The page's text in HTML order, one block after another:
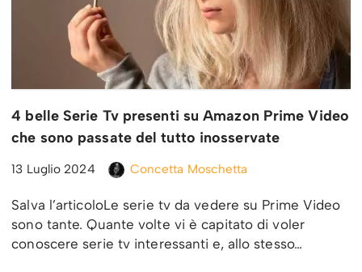
4 belle Serie Tv presenti su Amazon Prime Video
che sono passate del tutto inosservate
13 Luglio 2024 Concetta Moschetta
Salva l’articoloLe serie tv da vedere su Prime Video
sono tante. Quante volte vi è capitato di voler
conoscere serie tv interessanti e, allo stesso…